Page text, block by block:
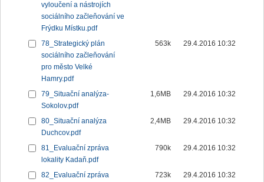
vyloučení a nástrojích
sociálního začleňování ve
Frýdku Místku.pdf
78_Strategický plán
sociálního začleňování
pro město Velké
Hamry.pdf
563k 29.4.2016 10:32
79_Situační analýza-
Sokolov.pdf
1,6MB 29.4.2016 10:32
80_Situační analýza
Duchcov.pdf
2,4MB 29.4.2016 10:32
81_Evaluační zpráva
lokality Kadaň.pdf
790k 29.4.2016 10:32
82_Evaluační zpráva
723k 29.4.2016 10:32